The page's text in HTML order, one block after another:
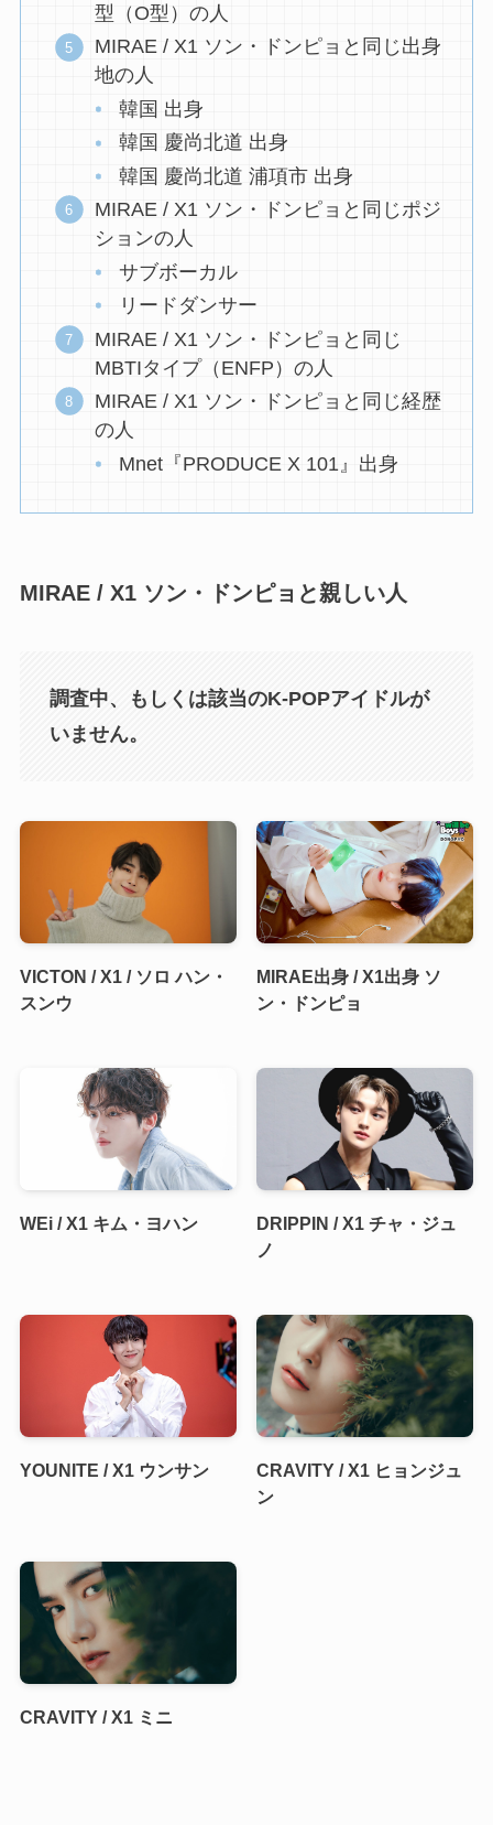
型（O型）の人
MIRAE / X1 ソン・ドンピョと同じ出身
地の人
韓国 出身
韓国 慶尚北道 出身
韓国 慶尚北道 浦項市 出身
MIRAE / X1 ソン・ドンピョと同じポジ
ションの人
サブボーカル
リードダンサー
MIRAE / X1 ソン・ドンピョと同じ
MBTIタイプ（ENFP）の人
MIRAE / X1 ソン・ドンピョと同じ経歴
の人
Mnet『PRODUCE X 101』出身
MIRAE / X1 ソン・ドンピョと親しい人
調査中、もしくは該当のK-POPアイドルが
いません。
VICTON / X1 / ソロ ハン・
スンウ
MIRAE出身 / X1出身 ソ
ン・ドンピョ
WEi / X1 キム・ヨハン
DRIPPIN / X1 チャ・ジュ
ノ
YOUNITE / X1 ウンサン
CRAVITY / X1 ヒョンジュ
ン
CRAVITY / X1 ミニ